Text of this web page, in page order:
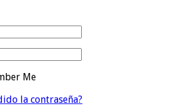
Me
la contraseña?